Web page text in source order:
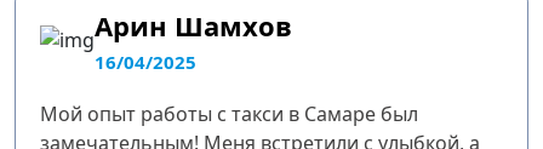
Арин Шамхов
16/04/2025
Мой опыт работы с такси в Самаре был
замечательным! Меня встретили с улыбкой, а